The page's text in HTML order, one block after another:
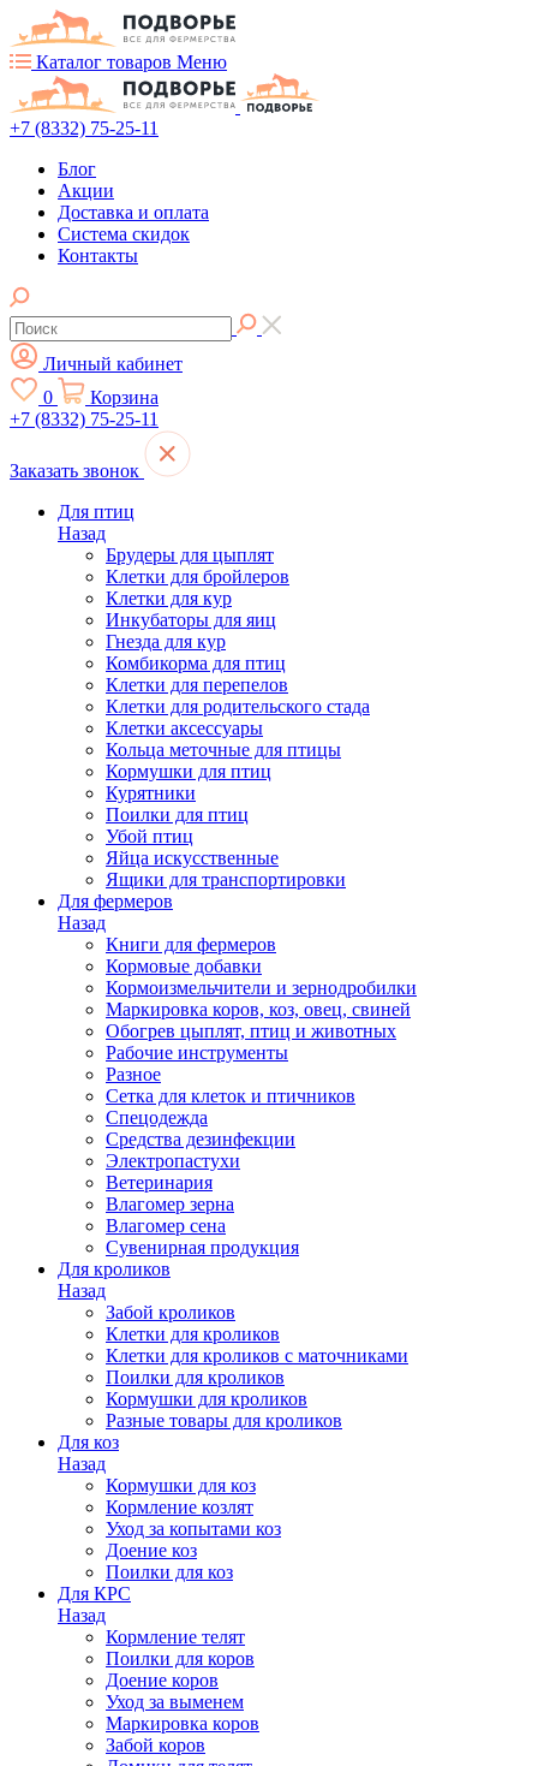
Каталог товаров Меню
+7 (8332) 75-25-11
Блог
Акции
Доставка и оплата
Система скидок
Контакты
Личный кабинет
0
Корзина
+7 (8332) 75-25-11
Заказать звонок
Для птиц
Назад
Брудеры для цыплят
Клетки для бройлеров
Клетки для кур
Инкубаторы для яиц
Гнезда для кур
Комбикорма для птиц
Клетки для перепелов
Клетки для родительского стада
Клетки аксессуары
Кольца меточные для птицы
Кормушки для птиц
Курятники
Поилки для птиц
Убой птиц
Яйца искусственные
Ящики для транспортировки
Для фермеров
Назад
Книги для фермеров
Кормовые добавки
Кормоизмельчители и зернодробилки
Маркировка коров, коз, овец, свиней
Обогрев цыплят, птиц и животных
Рабочие инструменты
Разное
Сетка для клеток и птичников
Спецодежда
Средства дезинфекции
Электропастухи
Ветеринария
Влагомер зерна
Влагомер сена
Сувенирная продукция
Для кроликов
Назад
Забой кроликов
Клетки для кроликов
Клетки для кроликов с маточниками
Поилки для кроликов
Кормушки для кроликов
Разные товары для кроликов
Для коз
Назад
Кормушки для коз
Кормление козлят
Уход за копытами коз
Доение коз
Поилки для коз
Для КРС
Назад
Кормление телят
Поилки для коров
Доение коров
Уход за выменем
Маркировка коров
Забой коров